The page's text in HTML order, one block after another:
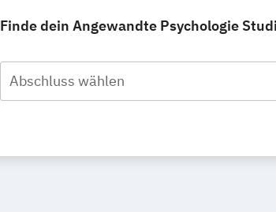
Finde dein Angewandte Psychologie
Abschluss wählen